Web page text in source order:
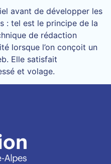
avant de développer les
: tel est le principe de la
de rédaction
lorsque l’on conçoit un
Elle satisfait
et volage.